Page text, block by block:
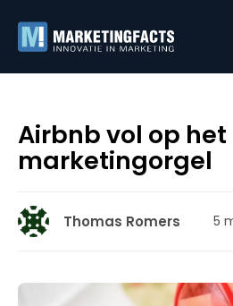
Airbnb vol op het
marketingorgel
Thomas Romers 5